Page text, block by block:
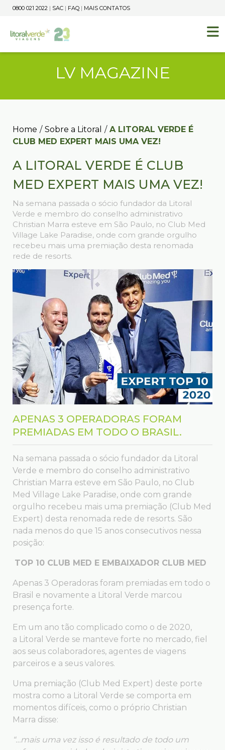
0800 021 2022 | SAC | FAQ | MAIS CONTATOS
LV MAGAZINE
Home / Sobre a Litoral / A LITORAL VERDE É
CLUB MED EXPERT MAIS UMA VEZ!
A LITORAL VERDE É CLUB
MED EXPERT MAIS UMA VEZ!
Na semana passada o sócio fundador da Litoral
Verde e membro do conselho administrativo
Christian Marra esteve em São Paulo, no Club Med
Village Lake Paradise, onde com grande orgulho
recebeu mais uma premiação desta renomada
rede de resorts.
APENAS 3 OPERADORAS FORAM
PREMIADAS EM TODO O BRASIL.
Na semana passada o sócio fundador da Litoral
Verde e membro do conselho administrativo
Christian Marra esteve em São Paulo, no Club
Med Village Lake Paradise, onde com grande
orgulho recebeu mais uma premiação (Club Med
Expert) desta renomada rede de resorts. São
nada menos do que 15 anos consecutivos nessa
posição:
TOP 10 CLUB MED E EMBAIXADOR CLUB MED
Apenas 3 Operadoras foram premiadas em todo o
Brasil e novamente a Litoral Verde marcou
presença forte.
Em um ano tão complicado como o de 2020,
a Litoral Verde se manteve forte no mercado, fiel
aos seus colaboradores, agentes de viagens
parceiros e a seus valores.
Uma premiação (Club Med Expert) deste porte
mostra como a Litoral Verde se comporta em
momentos difíceis, como o próprio Christian
Marra disse:
“…mais uma vez isso é resultado de todo um